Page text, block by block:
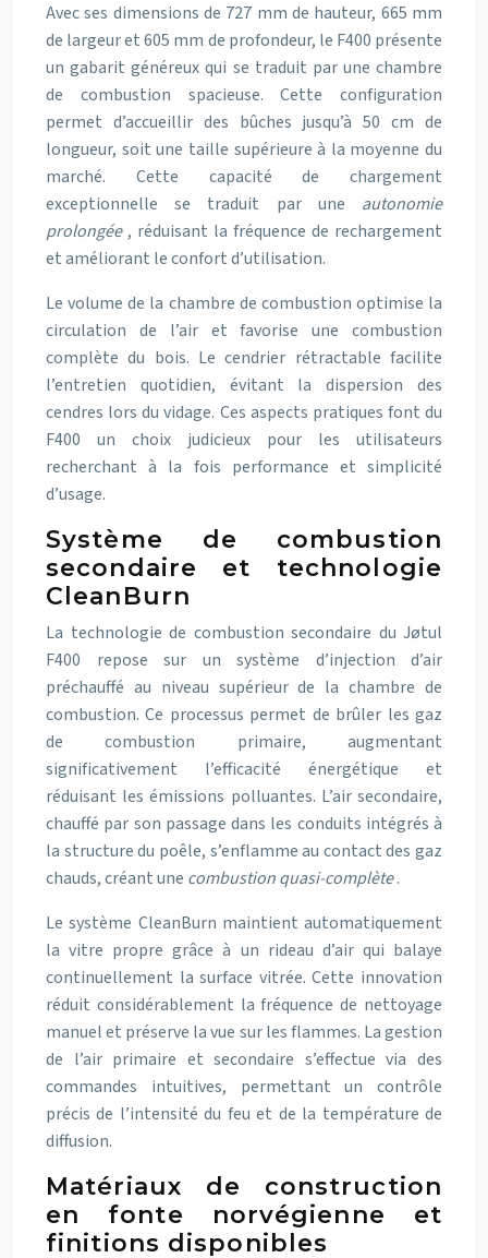
Avec ses dimensions de 727 mm de hauteur, 665 mm
de largeur et 605 mm de profondeur, le F400 présente
un gabarit généreux qui se traduit par une chambre
de combustion spacieuse. Cette configuration
permet d’accueillir des bûches jusqu’à 50 cm de
longueur, soit une taille supérieure à la moyenne du
marché. Cette capacité de chargement
exceptionnelle se traduit par une autonomie
prolongée , réduisant la fréquence de rechargement
et améliorant le confort d’utilisation.
Le volume de la chambre de combustion optimise la
circulation de l’air et favorise une combustion
complète du bois. Le cendrier rétractable facilite
l’entretien quotidien, évitant la dispersion des
cendres lors du vidage. Ces aspects pratiques font du
F400 un choix judicieux pour les utilisateurs
recherchant à la fois performance et simplicité
d’usage.
Système de combustion
secondaire et technologie
CleanBurn
La technologie de combustion secondaire du Jøtul
F400 repose sur un système d’injection d’air
préchauffé au niveau supérieur de la chambre de
combustion. Ce processus permet de brûler les gaz
de combustion primaire, augmentant
significativement l’efficacité énergétique et
réduisant les émissions polluantes. L’air secondaire,
chauffé par son passage dans les conduits intégrés à
la structure du poêle, s’enflamme au contact des gaz
chauds, créant une combustion quasi-complète.
Le système CleanBurn maintient automatiquement
la vitre propre grâce à un rideau d’air qui balaye
continuellement la surface vitrée. Cette innovation
réduit considérablement la fréquence de nettoyage
manuel et préserve la vue sur les flammes. La gestion
de l’air primaire et secondaire s’effectue via des
commandes intuitives, permettant un contrôle
précis de l’intensité du feu et de la température de
diffusion.
Matériaux de construction
en fonte norvégienne et
finitions disponibles